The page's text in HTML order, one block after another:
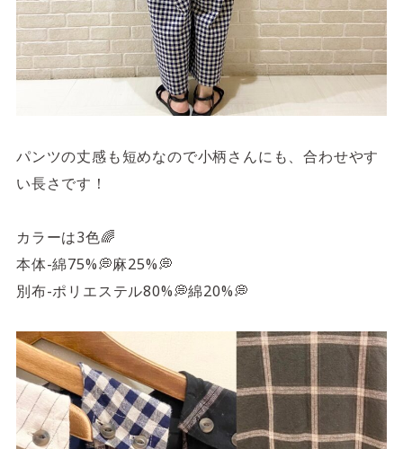
パンツの丈感も短めなので小柄さんにも、合わせやす
い長さです！
カラーは3色🌈
本体-綿75%💭麻25%💭
別布-ポリエステル80%💭綿20%💭